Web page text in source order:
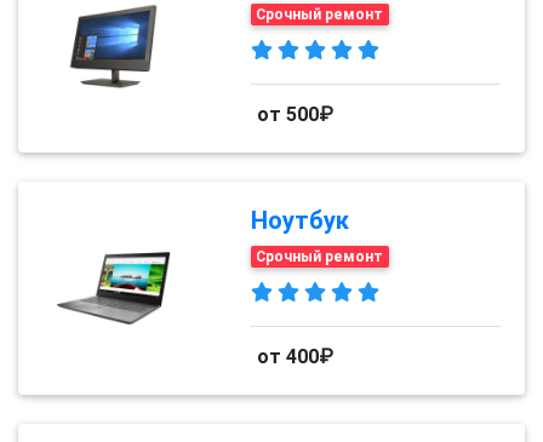
Срочный ремонт
от 500₽
Ноутбук
Срочный ремонт
от 400₽